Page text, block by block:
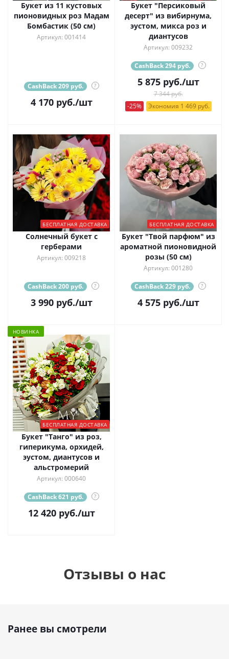
Букет из 11 кустовых
пионовидных роз Мадам
Бомбастик (50 см)
Артикул: 001414
CashBack 209 руб. ?
4 170руб./шт
Букет "Персиковый
десерт" из вибирнума,
эустом, микса роз и
диантусов
Артикул: 009232
CashBack 294 руб. ?
5 875руб./шт
7 344 руб.
-25%
Экономия 1 469 руб.
БЕСПЛАТНАЯ ДОСТАВКА
Солнечный букет с
герберами
Артикул: 009218
CashBack 200 руб. ?
3 990руб./шт
БЕСПЛАТНАЯ ДОСТАВКА
Букет "Твой парфюм" из
ароматной пионовидной
розы (50 см)
Артикул: 001280
CashBack 229 руб. ?
4 575руб./шт
НОВИНКА
БЕСПЛАТНАЯ ДОСТАВКА
Букет "Танго" из роз,
гиперикума, орхидей,
эустом, диантусов и
альстромерий
Артикул: 000640
CashBack 621 руб. ?
12 420руб./шт
Отзывы о нас
Ранее вы смотрели